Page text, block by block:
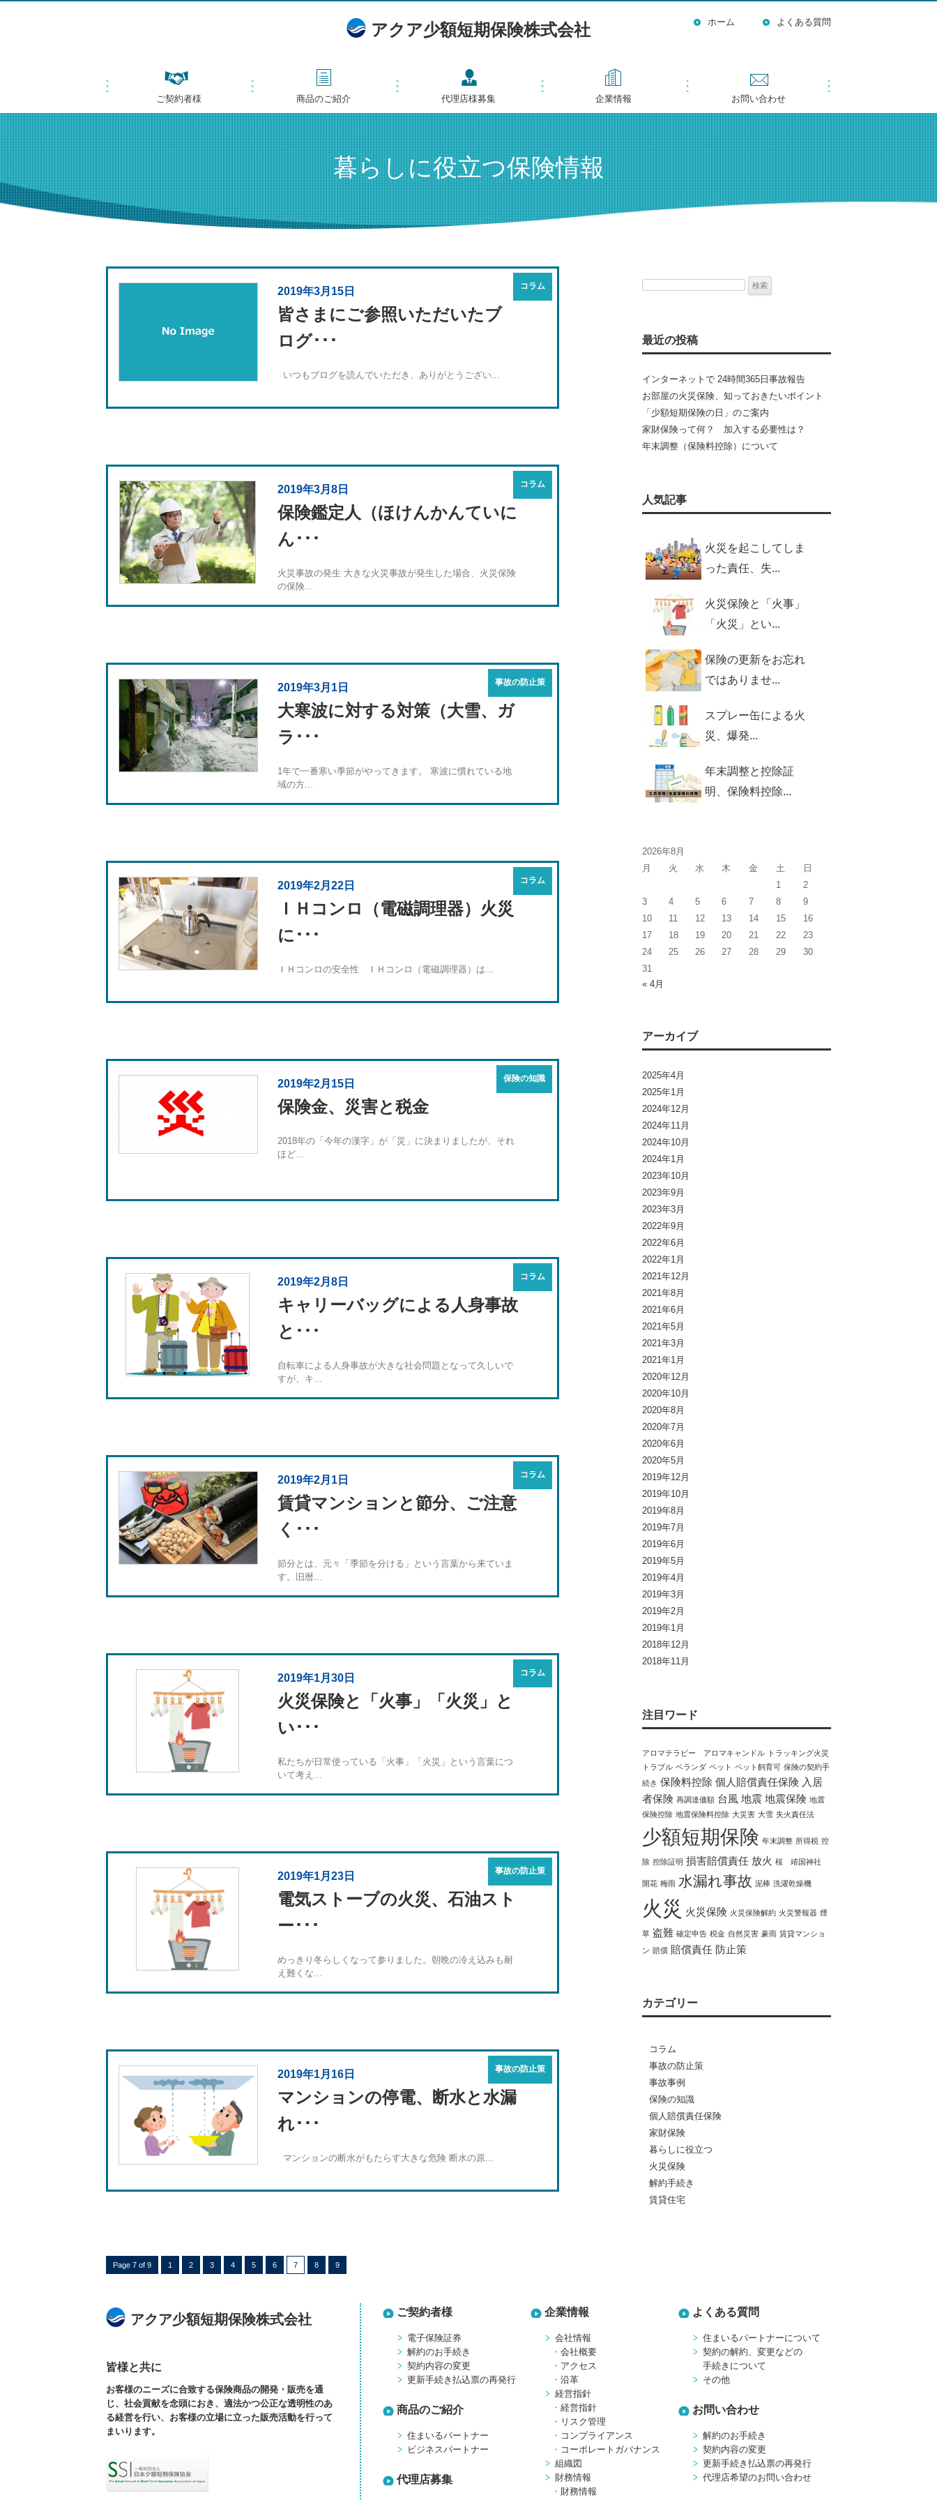
アクア少額短期保険株式会社 ホーム よくある質問
ご契約者様 商品のご紹介 代理店様募集 企業情報 お問い合わせ
暮らしに役立つ保険情報
2019年3月15日
皆さまにご参照いただいたブ
ログ･･･
いつもブログを読んでいただき、ありがとうござい...
コラム
2019年3月8日
保険鑑定人（ほけんかんていに
ん･･･
火災事故の発生 大きな火災事故が発生した場合、火災保険
の保険...
コラム
2019年3月1日
大寒波に対する対策（大雪、ガ
ラ･･･
1年で一番寒い季節がやってきます。 寒波に慣れている地
域の方...
事故の防止策
2019年2月22日
ＩＨコンロ（電磁調理器）火災
に･･･
ＩＨコンロの安全性 ＩＨコンロ（電磁調理器）は...
コラム
2019年2月15日
保険金、災害と税金
2018年の「今年の漢字」が「災」に決まりましたが、それ
ほど...
保険の知識
2019年2月8日
キャリーバッグによる人身事故
と･･･
自転車による人身事故が大きな社会問題となって久しいで
すが、キ...
コラム
2019年2月1日
賃貸マンションと節分、ご注意
く･･･
節分とは、元々「季節を分ける」という言葉から来ていま
す。旧暦...
コラム
2019年1月30日
火災保険と「火事」「火災」と
い･･･
私たちが日常使っている「火事」「火災」という言葉につ
いて考え...
コラム
2019年1月23日
電気ストーブの火災、石油スト
ー･･･
めっきり冬らしくなって参りました。朝晩の冷え込みも耐
え難くな...
事故の防止策
2019年1月16日
マンションの停電、断水と水漏
れ･･･
マンションの断水がもたらす大きな危険 断水の原...
事故の防止策
Page 7 of 9 1 2 3 4 5 6 7 8 9
検
最近の投稿
インターネットで 24時間365日事故報告
お部屋の火災保険、知っておきたいポイント
「少額短期保険の日」のご案内
家財保険って何？ 加入する必要性は？
年末調整（保険料控除）について
人気記事
火災を起こしてしま
った責任、失...
火災保険と「火事」
「火災」とい...
保険の更新をお忘れ
ではありませ...
スプレー缶による火
災、爆発...
年末調整と控除証
明、保険料控除...
2026年8月
月
火 水 木 金 土
日
1
2
3
4 5 6 7 8
9
10
11 12 13 14 15
16
17
18 19 20 21 22
23
24
25 26 27 28 29
30
31
« 4月
アーカイブ
2025年4月
2025年1月
2024年12月
2024年11月
2024年10月
2024年1月
2023年10月
2023年9月
2023年3月
2022年9月
2022年6月
2022年1月
2021年12月
2021年8月
2021年6月
2021年5月
2021年3月
2021年1月
2020年12月
2020年10月
2020年8月
2020年7月
2020年6月
2020年5月
2019年12月
2019年10月
2019年8月
2019年7月
2019年6月
2019年5月
2019年4月
2019年3月
2019年2月
2019年1月
2018年12月
2018年11月
注目ワード
アロマテラピー アロマキャンドル
トラッキング火災
トラブル ベランダ ペット ペット飼育可 保険の契約手
続き 保険料控除 個人賠償責任保険 入居
者保険 再調達価額 台風 地震 地震保険 地震
保険控除 地震保険料控除 大災害 大雪 失火責任法
少額短期保険 年末調整 所得税 控
除 控除証明 損害賠償責任 放火 桜 靖国神社
開花 梅雨 水漏れ事故 泥棒 洗濯乾燥機
火災 火災保険 火災保険解約 火災警報器 煙
草 盗難 確定申告 税金 自然災害 豪雨 賃貸マンショ
ン 賠償 賠償責任 防止策
カテゴリー
コラム
事故の防止策
事故事例
保険の知識
個人賠償責任保険
家財保険
暮らしに役立つ
火災保険
解約手続き
賃貸住宅
アクア少額短期保険株式会社
皆様と共に
お客様のニーズに合致する保険商品の開発・販売を通
じ、社会貢献を念頭におき、適法かつ公正な透明性のあ
る経営を行い、お客様の立場に立った販売活動を行って
まいります。
ご契約者様
電子保険証券
解約のお手続き
契約内容の変更
更新手続き払込票の再発行
商品のご紹介
住まいるパートナー
ビジネスパートナー
代理店募集
企業情報
会社情報
会社概要
アクセス
沿革
経営指針
経営指針
リスク管理
コンプライアンス
コーポレートガバナンス
組織図
財務情報
財務情報
よくある質問
住まいるパートナーについて
契約の解約、変更などの
手続きについて
その他
お問い合わせ
解約のお手続き
契約内容の変更
更新手続き払込票の再発行
代理店希望のお問い合わせ